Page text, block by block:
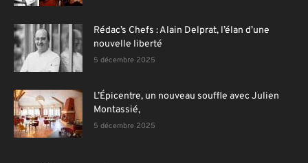
Rédac’s Chefs : Alain Delprat, l’élan d’une
nouvelle liberté
5 décembre 2025
L’Épicentre, un nouveau souffle avec Julien
Montassié,
5 décembre 2025